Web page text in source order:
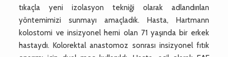
tıkaçla yeni izolasyon tekniği olarak adlandırılan
yöntemimizi sunmayı amaçladık. Hasta, Hartmann
kolostomi ve insizyonel herni olan 71 yaşında bir erkek
hastaydı. Kolorektal anastomoz sonrası insizyonel fıtık